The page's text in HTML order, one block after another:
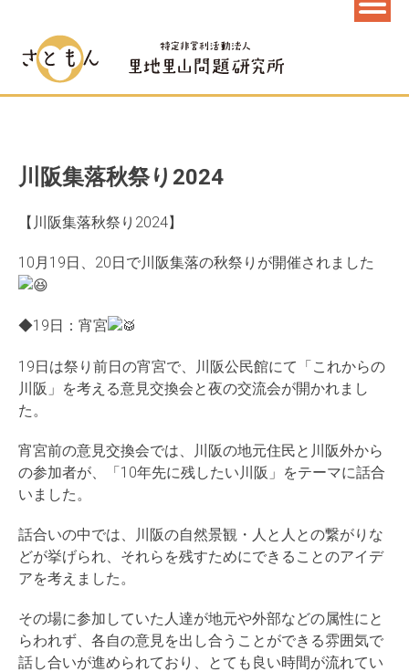
川阪集落秋祭り2024
【川阪集落秋祭り2024】
10月19日、20日で川阪集落の秋祭りが開催されました
◆19日：宵宮
19日は祭り前日の宵宮で、川阪公民館にて「これからの
川阪」を考える意見交換会と夜の交流会が開かれまし
た。
宵宮前の意見交換会では、川阪の地元住民と川阪外から
の参加者が、「10年先に残したい川阪」をテーマに話合
いました。
話合いの中では、川阪の自然景観・人と人との繋がりな
どが挙げられ、それらを残すためにできることのアイデ
アを考えました。
その場に参加していた人達が地元や外部などの属性にと
らわれず、各自の意見を出し合うことができる雰囲気で
話し合いが進められており、とても良い時間が流れてい